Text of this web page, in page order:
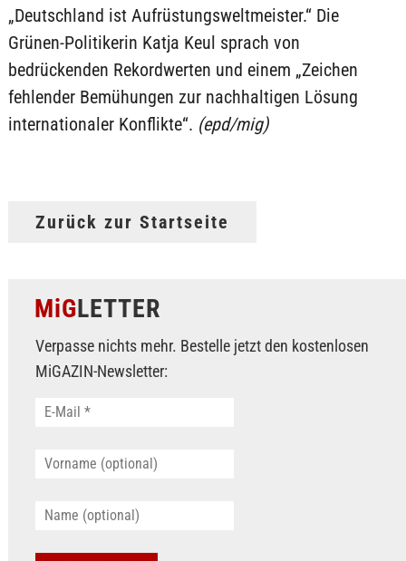
„Deutschland ist Aufrüstungsweltmeister.“ Die
Grünen-Politikerin Katja Keul sprach von
bedrückenden Rekordwerten und einem „Zeichen
fehlender Bemühungen zur nachhaltigen Lösung
internationaler Konflikte“. (epd/mig)
Zurück zur Startseite
MiGLETTER
Verpasse nichts mehr. Bestelle jetzt den kostenlosen
MiGAZIN-Newsletter: